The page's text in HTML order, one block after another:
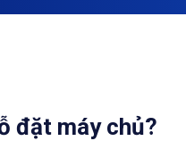
đặt máy chủ?